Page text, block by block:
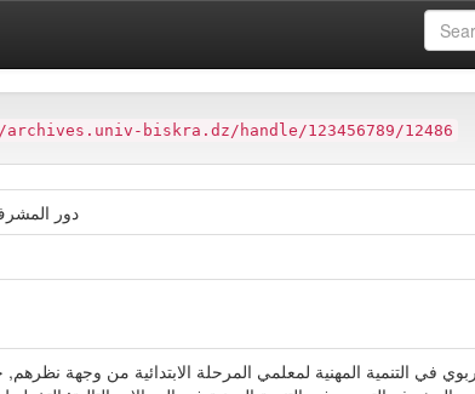
biskra.dz/handle/123456789/12486
دور
في التنمية المهنية لمعلمي المرحلة الابتدائية من وجهة